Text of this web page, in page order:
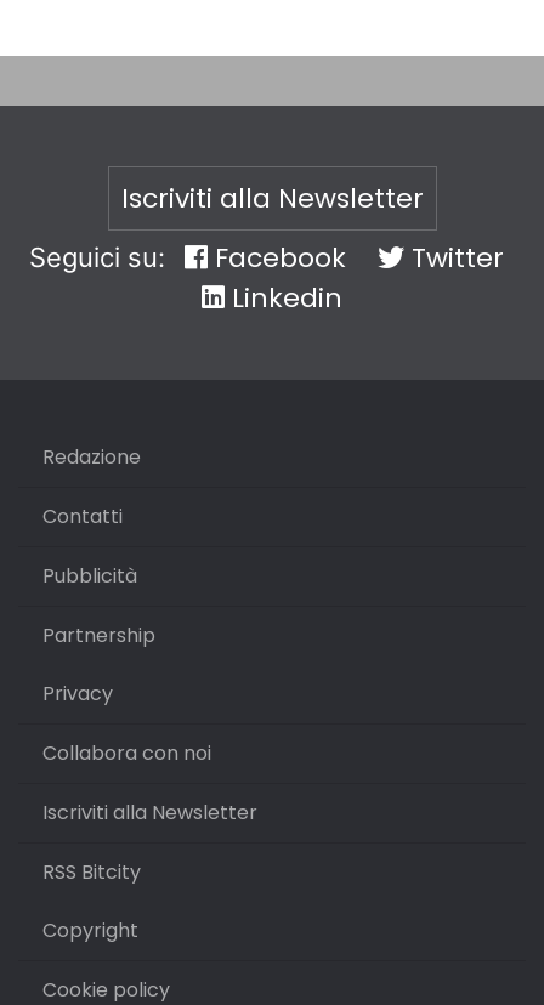
Iscriviti alla Newsletter
Seguici su: Facebook
Twitter
Linkedin
Redazione
Contatti
Pubblicità
Partnership
Privacy
Collabora con noi
Iscriviti alla Newsletter
RSS Bitcity
Copyright
Cookie policy